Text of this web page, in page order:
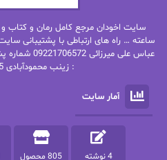
پاتریشیا ویلسون
پرستو مهاجر
ساعته … راه های ارتباطی با پشتیبانی
: زینب محمودآبادی 09944563705
آمار سایت
4 نوشته 805 محصول